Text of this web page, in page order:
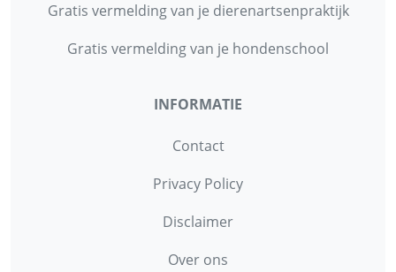
Gratis vermelding van je dierenartsenpraktijk
Gratis vermelding van je hondenschool
INFORMATIE
Contact
Privacy Policy
Disclaimer
Over ons